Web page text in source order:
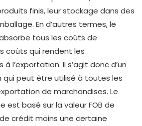
finis, leur stockage dans des
En d’autres termes, le
tous les coûts de
coûts qui rendent les
l’exportation. Il s’agit donc d’un
peut être utilisé à toutes les
de marchandises. Le
est basé sur la valeur FOB de
crédit moins une certaine